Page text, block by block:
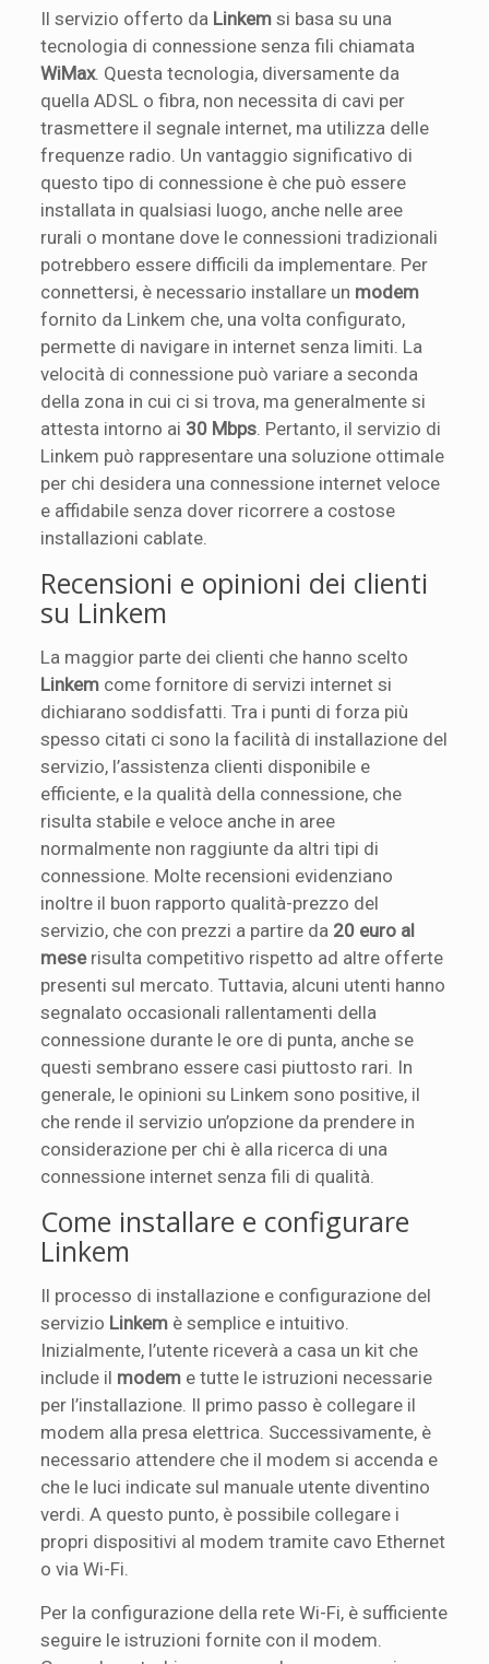
Il servizio offerto da Linkem si basa su una
tecnologia di connessione senza fili chiamata
WiMax. Questa tecnologia, diversamente da
quella ADSL o fibra, non necessita di cavi per
trasmettere il segnale internet, ma utilizza delle
frequenze radio. Un vantaggio significativo di
questo tipo di connessione è che può essere
installata in qualsiasi luogo, anche nelle aree
rurali o montane dove le connessioni tradizionali
potrebbero essere difficili da implementare. Per
connettersi, è necessario installare un modem
fornito da Linkem che, una volta configurato,
permette di navigare in internet senza limiti. La
velocità di connessione può variare a seconda
della zona in cui ci si trova, ma generalmente si
attesta intorno ai 30 Mbps . Pertanto, il servizio di
Linkem può rappresentare una soluzione ottimale
per chi desidera una connessione internet veloce
e affidabile senza dover ricorrere a costose
installazioni cablate.
Recensioni e opinioni dei clienti
su Linkem
La maggior parte dei clienti che hanno scelto
Linkem come fornitore di servizi internet si
dichiarano soddisfatti. Tra i punti di forza più
spesso citati ci sono la facilità di installazione del
servizio, l’assistenza clienti disponibile e
efficiente, e la qualità della connessione, che
risulta stabile e veloce anche in aree
normalmente non raggiunte da altri tipi di
connessione. Molte recensioni evidenziano
inoltre il buon rapporto qualità-prezzo del
servizio, che con prezzi a partire da 20 euro al
meserisulta competitivo rispetto ad altre offerte
presenti sul mercato. Tuttavia, alcuni utenti hanno
segnalato occasionali rallentamenti della
connessione durante le ore di punta, anche se
questi sembrano essere casi piuttosto rari. In
generale, le opinioni su Linkem sono positive, il
che rende il servizio un’opzione da prendere in
considerazione per chi è alla ricerca di una
connessione internet senza fili di qualità.
Come installare e configurare
Linkem
Il processo di installazione e configurazione del
servizio Linkem è semplice e intuitivo.
Inizialmente, l’utente riceverà a casa un kit che
include il modem e tutte le istruzioni necessarie
per l’installazione. Il primo passo è collegare il
modem alla presa elettrica. Successivamente, è
necessario attendere che il modem si accenda e
che le luci indicate sul manuale utente diventino
verdi. A questo punto, è possibile collegare i
propri dispositivi al modem tramite cavo Ethernet
o via Wi-Fi.
Per la configurazione della rete Wi-Fi, è sufficiente
seguire le istruzioni fornite con il modem.